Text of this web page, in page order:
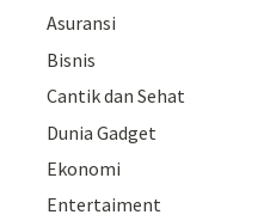
Asuransi
Bisnis
Cantik dan Sehat
Dunia Gadget
Ekonomi
Entertaiment